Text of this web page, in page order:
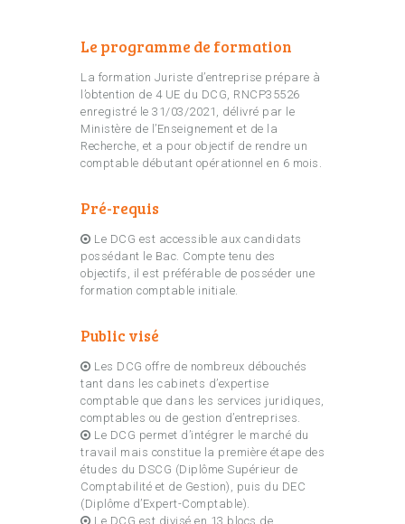
Le programme de formation
La formation Juriste d’entreprise prépare à
l’obtention de 4 UE du DCG, RNCP35526
enregistré le 31/03/2021, délivré par le
Ministère de l’Enseignement et de la
Recherche, et a pour objectif de rendre un
comptable débutant opérationnel en 6 mois.
Pré-requis
Le DCG est accessible aux candidats
possédant le Bac. Compte tenu des
objectifs, il est préférable de posséder une
formation comptable initiale.
Public visé
Les DCG offre de nombreux débouchés
tant dans les cabinets d’expertise
comptable que dans les services juridiques,
comptables ou de gestion d’entreprises.
Le DCG permet d’intégrer le marché du
travail mais constitue la première étape des
études du DSCG (Diplôme Supérieur de
Comptabilité et de Gestion), puis du DEC
(Diplôme d’Expert-Comptable).
Le DCG est divisé en 13 blocs de